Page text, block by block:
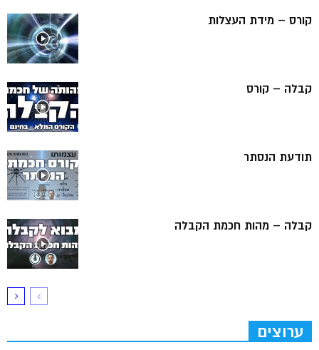
קורס – מידת העצלות
קבלה – קורס
תודעת הנסתר
קבלה – מהות חכמת הקבלה
ערוצים